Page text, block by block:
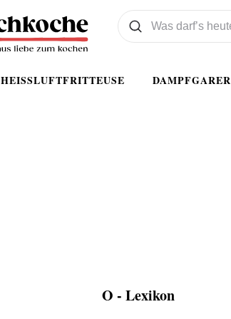
HEISSLUFTFRITTEUSE DAMPFGARER
Was wollen Sie suchen
Suchen
O - Lexikon